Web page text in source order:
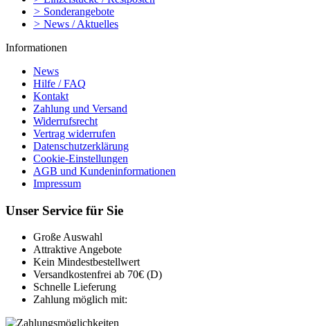
> Sonderangebote
> News / Aktuelles
Informationen
News
Hilfe / FAQ
Kontakt
Zahlung und Versand
Widerrufsrecht
Vertrag widerrufen
Datenschutzerklärung
Cookie-Einstellungen
AGB und Kundeninformationen
Impressum
Unser Service für Sie
Große Auswahl
Attraktive Angebote
Kein Mindestbestellwert
Versandkostenfrei ab 70€ (D)
Schnelle Lieferung
Zahlung möglich mit: